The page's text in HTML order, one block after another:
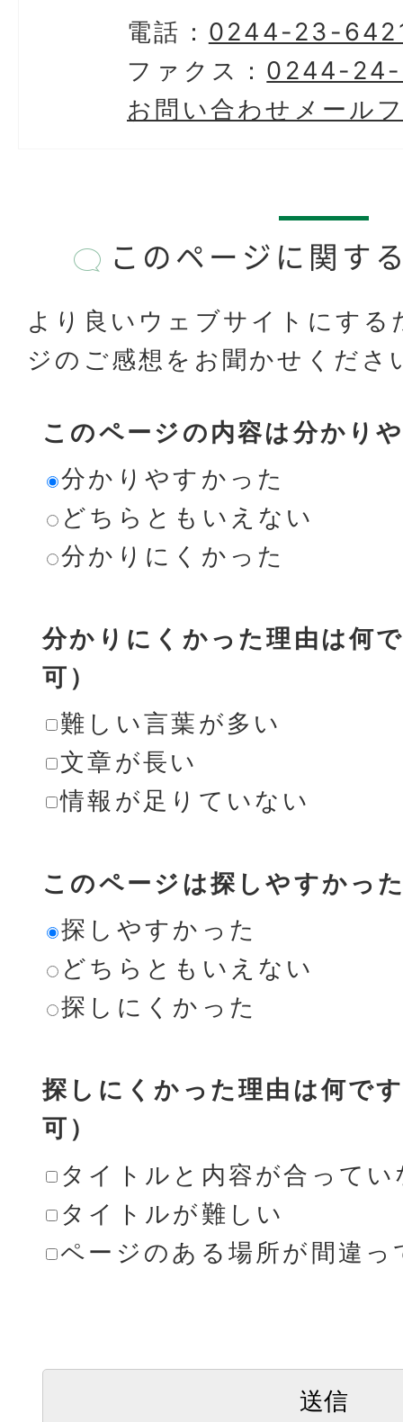
電話： 0244-23-
ファクス： 0244-
お問い合わせメール
このページに関す
より良いウェブサイトにする
ジのご感想をお聞かせくださ
このページの内容は分かり
分かりやすかった
どちらともいえない
分かりにくかった
分かりにくかった理由は何
可）
難しい言葉が多い
文章が長い
情報が足りていない
このページは探しやすかっ
探しやすかった
どちらともいえない
探しにくかった
探しにくかった理由は何で
可）
タイトルと内容が合ってい
タイトルが難しい
ページのある場所が間違っ